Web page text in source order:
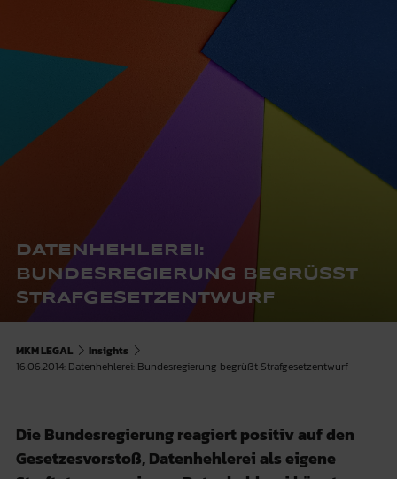
DATENHEHLEREI:
BUNDESREGIERUNG BEGRÜSST S
TRAFGESETZENTWURF
MKM LEGAL
Insights
16.06.2014: Datenhehlerei: Bundesregierung begrüßt Strafgesetzentwurf
Die Bundesregierung reagiert positiv auf den
Gesetzesvorstoß, Datenhehlerei als eigene